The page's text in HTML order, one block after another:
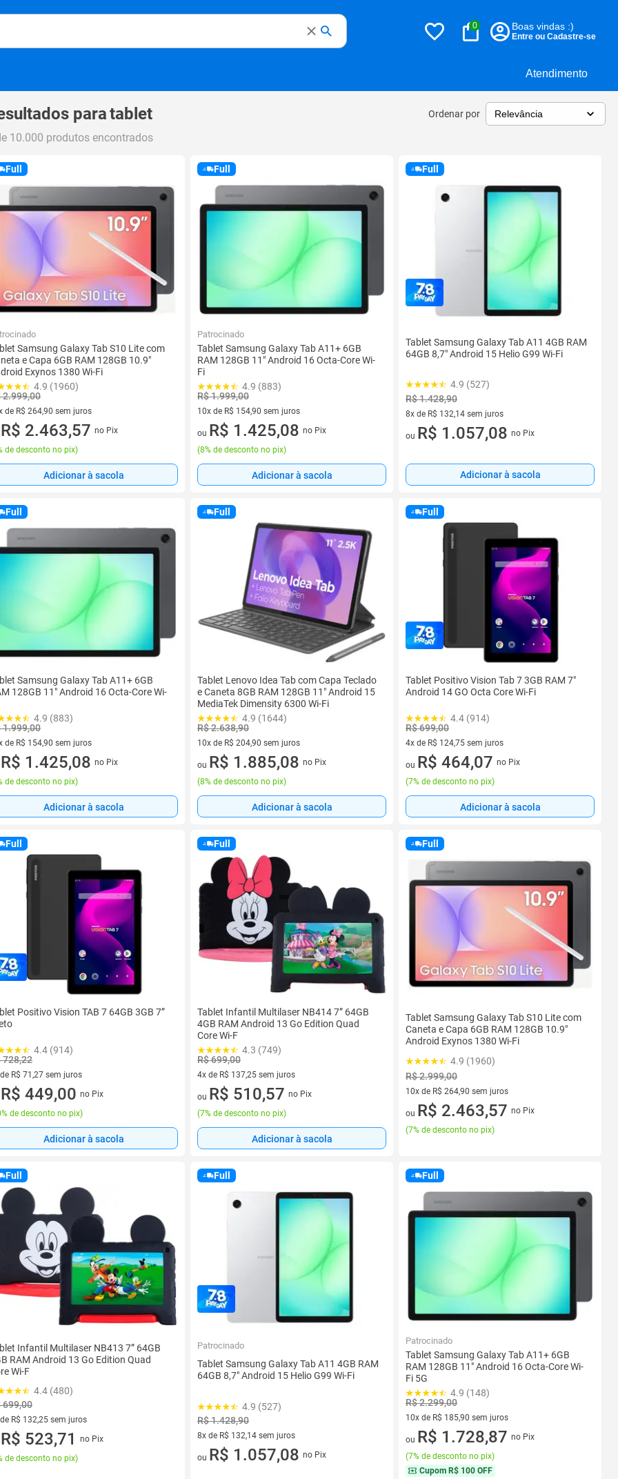
Atendimento
Magalu
0 Boas vindas :)
Entre ou Cadastre-se
paratablet Ordenar por
10.000 produtos encontrados
Full
Samsung Galaxy Tab S10 Lite com
e Capa 6GB RAM 128GB 10.9"
Exynos 1380 Wi-Fi
4.9 (1960)
2.999,00
de R$ 264,90 sem juros
vez de R$ 264,90 sem juros
R$ 2.463,57 no Pix
de desconto no pix)
Adicionar à sacola
Full
Patrocinado
Tablet Samsung Galaxy Tab A11+ 6GB
RAM 128GB 11" Android 16 Octa-Core Wi-
Fi
4.9 (883)
R$ 1.999,00
10x de R$ 154,90 sem juros
10 vez de R$ 154,90 sem juros
ou R$ 1.425,08 no Pix
(8% de desconto no pix)
Adicionar à sacola
Full
Tablet Samsung Galaxy Tab A11 4GB RAM
64GB 8,7" Android 15 Helio G99 Wi-Fi
4.9 (527)
R$ 1.428,90
8x de R$ 132,14 sem juros
8 vez de R$ 132,14 sem juros
ou R$ 1.057,08 no Pix
Adicionar à sacola
Full
Samsung Galaxy Tab A11+ 6GB
128GB 11" Android 16 Octa-Core Wi-
4.9 (883)
1.999,00
de R$ 154,90 sem juros
vez de R$ 154,90 sem juros
R$ 1.425,08 no Pix
de desconto no pix)
Adicionar à sacola
Full
Tablet Lenovo Idea Tab com Capa Teclado
e Caneta 8GB RAM 128GB 11" Android 15
MediaTek Dimensity 6300 Wi-Fi
4.9 (1644)
R$ 2.638,90
10x de R$ 204,90 sem juros
10 vez de R$ 204,90 sem juros
ou R$ 1.885,08 no Pix
(8% de desconto no pix)
Adicionar à sacola
Full
Tablet Positivo Vision Tab 7 3GB RAM 7"
Android 14 GO Octa Core Wi-Fi
4.4 (914)
R$ 699,00
4x de R$ 124,75 sem juros
4 vez de R$ 124,75 sem juros
ou R$ 464,07 no Pix
(7% de desconto no pix)
Adicionar à sacola
Full
Positivo Vision TAB 7 64GB 3GB 7”
4.4 (914)
728,22
R$ 71,27 sem juros
de R$ 71,27 sem juros
R$ 449,00 no Pix
de desconto no pix)
Adicionar à sacola
Full
Tablet Infantil Multilaser NB414 7” 64GB
4GB RAM Android 13 Go Edition Quad
Core Wi-F
4.3 (749)
R$ 699,00
4x de R$ 137,25 sem juros
4 vez de R$ 137,25 sem juros
ou R$ 510,57 no Pix
(7% de desconto no pix)
Adicionar à sacola
Full
Tablet Samsung Galaxy Tab S10 Lite com
Caneta e Capa 6GB RAM 128GB 10.9"
Android Exynos 1380 Wi-Fi
4.9 (1960)
R$ 2.999,00
10x de R$ 264,90 sem juros
10 vez de R$ 264,90 sem juros
ou R$ 2.463,57 no Pix
(7% de desconto no pix)
Full
Infantil Multilaser NB413 7” 64GB
RAM Android 13 Go Edition Quad
Wi-F
4.4 (480)
699,00
R$ 132,25 sem juros
de R$ 132,25 sem juros
R$ 523,71
no Pix
de desconto no pix)
Full
Patrocinado
Tablet Samsung Galaxy Tab A11 4GB RAM
64GB 8,7" Android 15 Helio G99 Wi-Fi
4.9 (527)
R$ 1.428,90
8x de R$ 132,14 sem juros
8 vez de R$ 132,14 sem juros
ou R$ 1.057,08 no Pix
Full
Patrocinado
Tablet Samsung Galaxy Tab A11+ 6GB
RAM 128GB 11" Android 16 Octa-Core Wi-
Fi 5G
4.9 (148)
R$ 2.299,00
10x de R$ 185,90 sem juros
10 vez de R$ 185,90 sem juros
ou R$ 1.728,87 no Pix
(7% de desconto no pix)
Cupom R$ 100 OFF